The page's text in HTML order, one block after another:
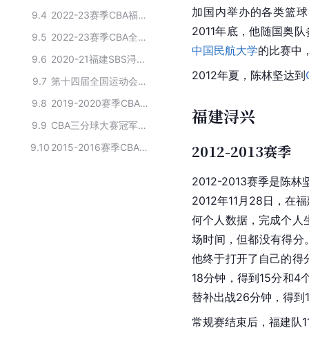
9.4
2022-23赛季CBA福建篮球俱乐部球员
9.5
2022-23赛季CBA全明星赛阵容
9.6
2020-21福建SBS浔兴现役球员
9.7
第十四届全国运动会三人制男篮球运动员名单
9.8
2019-2020赛季CBA福建鲟浔兴俱乐部球员名单
9.9
CBA三分球大赛冠军获得者
9.10
2015-2016赛季CBA福建鲟浔兴俱乐部球员名单
加国内举办的各类篮
2011年底，他随国奥
中国民航大学的比赛中
2012年夏，陈林坚达到
福建浔兴
2012-2013赛季
2012-2013赛季是陈林
2012年11月28日，在
何个人数据，完成个人
场时间，但都没有得
他终于打开了自己的得
18分钟，得到15分和4
替补出战26分钟，得
常规赛结束后，福建队